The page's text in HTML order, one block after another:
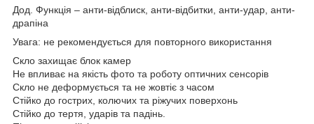
Дод. Функція – анти-відблиск, анти-відбитки, анти-удар, анти-
драпіна
Увага: не рекомендується для повторного використання
Скло захищає блок камер
Не впливає на якість фото та роботу оптичних сенсорів
Скло не деформується та не жовтіє з часом
Стійко до гострих, колючих та ріжучих поверхонь
Стійко до тертя, ударів та падінь.